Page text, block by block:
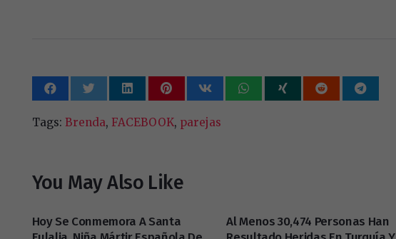
Tags: Brenda, FACEBOOK, parejas
You May Also Like
Hoy Se Conmemora A Santa
Al Menos 30,474 Personas Han